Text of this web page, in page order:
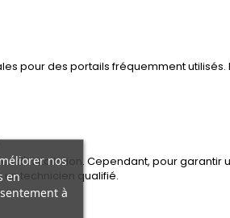
pour des portails fréquemment utilisés.
d'installation. Cependant, pour garantir
technicien qualifié.
nos
en
à